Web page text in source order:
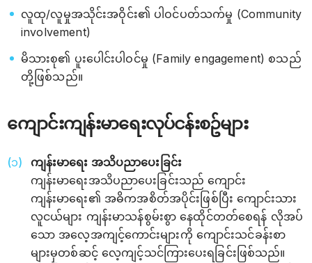
လူထု/လူမှုအသိုင်းအဝိုင်း၏ ပါဝင်ပတ်သက်မှု (Community
involvement)
မိသားစု၏ ပူးပေါင်းပါဝင်မှု (Family engagement) စသည်
တို့ဖြစ်သည်။
ကျောင်းကျန်းမာရေးလုပ်ငန်းစဥ်များ
ကျန်းမာရေး အသိပညာပေးခြင်း
ကျန်းမာရေးအသိပညာပေးခြင်းသည် ကျောင်း
ကျန်းမာရေး၏ အဓိကအစိတ်အပိုင်းဖြစ်ပြီး ကျောင်းသား
လူငယ်များ ကျန်းမာသန်စွမ်းစွာ နေထိုင်တတ်စေရန် လိုအပ်
သော အလေ့အကျင့်ကောင်းများကို ကျောင်းသင်ခန်းစာ
များမှတစ်ဆင့် လေ့ကျင့်သင်ကြားပေးရခြင်းဖြစ်သည်။